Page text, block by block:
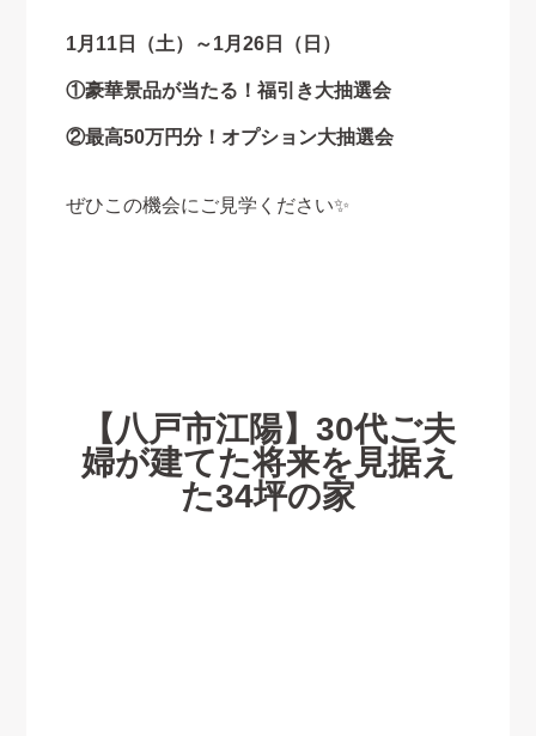
1月11日（土）～1月26日（日）
①豪華景品が当たる！福引き大抽選会
②最高50万円分！オプション大抽選会
ぜひこの機会にご見学ください✨
【八戸市江陽】30代ご夫
婦が建てた将来を見据え
た34坪の家